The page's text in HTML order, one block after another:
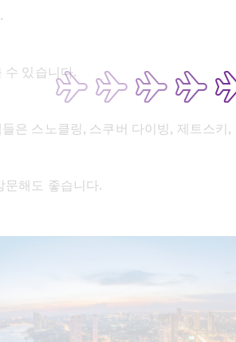
수 있습니다.
은 스노클링, 스쿠버 다이빙, 제트스
문해도 좋습니다.